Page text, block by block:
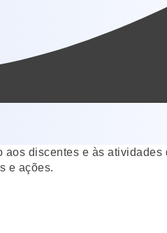
discentes e às
e ações.